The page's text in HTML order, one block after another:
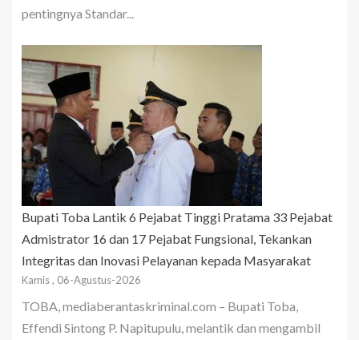
pentingnya Standar...
Bupati Toba Lantik 6 Pejabat Tinggi Pratama 33 Pejabat
Admistrator 16 dan 17 Pejabat Fungsional, Tekankan
Integritas dan Inovasi Pelayanan kepada Masyarakat
Kamis , 06-Agustus-2026
TOBA, mediaberantaskriminal.com – Bupati Toba,
Effendi Sintong P. Napitupulu, melantik dan mengambil